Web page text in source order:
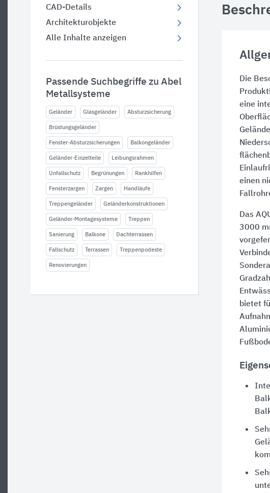
CAD-Details
Architekturobjekte
Alle Inhalte anzeigen
Passende Suchbegriffe zu Abel
Metallsysteme
Geländer Glasgeländer Absturzsicherung
Brüstungsgeländer
Fenster-Absturzsicherungen Balkongeländer
Geländer-Einzelteile Leibungsrahmen
Unfallschutz Begrünungen Rankhilfen
Fensterzargen Zargen Handläufe
Treppengeländer Geländerkonstruktionen
Geländer-Montagesysteme Treppen
Sanierung Balkone Dachterrassen
Fallschutz Terrassen Treppenpodeste
Renovierungen
Die
eine
einen
Das
3000
bietet